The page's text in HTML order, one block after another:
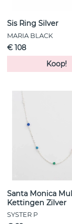
Sis Ring Silver
MARIA BLACK
€ 108
Koop!
Santa Monica
Kettingen Zilver
SYSTER P